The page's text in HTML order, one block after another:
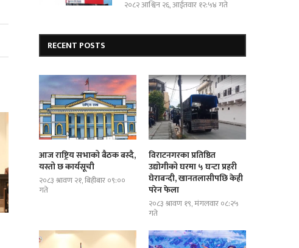
दोस्रो पुस्ताका गैरआवासीय नेपाली
(एनआरएन)हरूको संयोजक दीपमाला ढकाल...
ब्रोड पिकमा अस्ताए नेपाली
यस्तो थियो...
२०८२ आश्विन २६, आईतवार १२:५४ गते
RECENT POSTS
आज राष्ट्रिय सभाको बैठक बस्दै,
यस्तो छ कार्यसूची
२०८३ श्रावण २१, बिहीबार ०९:००
गते
विराटनगरका प्रतिष्ठित
उद्योगीको घरमा ५ घन्टा प्रहरी
घेराबन्दी, खानतलासीपछि केही
परेन फेला
२०८३ श्रावण १९, मंगलवार ०८:२५
गते